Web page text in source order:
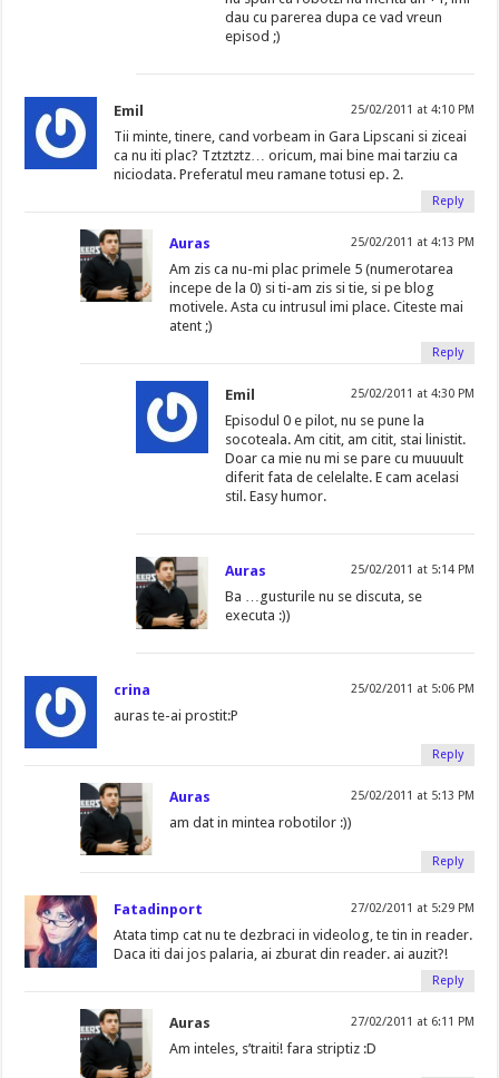
dau cu parerea dupa ce vad vreun
episod ;)
Emil 25/02/2011 at 4:10 PM
Tii minte, tinere, cand vorbeam in Gara Lipscani si ziceai
ca nu iti plac? Tztztztz… oricum, mai bine mai tarziu ca
niciodata. Preferatul meu ramane totusi ep. 2.
Reply
Auras 25/02/2011 at 4:13 PM
Am zis ca nu-mi plac primele 5 (numerotarea
incepe de la 0) si ti-am zis si tie, si pe blog
motivele. Asta cu intrusul imi place. Citeste mai
atent ;)
Reply
Emil 25/02/2011 at 4:30 PM
Episodul 0 e pilot, nu se pune la
socoteala. Am citit, am citit, stai linistit.
Doar ca mie nu mi se pare cu muuuult
diferit fata de celelalte. E cam acelasi
stil. Easy humor.
Auras 25/02/2011 at 5:14 PM
Ba …gusturile nu se discuta, se
executa :))
crina 25/02/2011 at 5:06 PM
auras te-ai prostit:P
Reply
Auras 25/02/2011 at 5:13 PM
am dat in mintea robotilor :))
Reply
Fatadinport 27/02/2011 at 5:29 PM
Atata timp cat nu te dezbraci in videolog, te tin in reader.
Daca iti dai jos palaria, ai zburat din reader. ai auzit?!
Reply
Auras 27/02/2011 at 6:11 PM
Am inteles, s’traiti! fara striptiz :D